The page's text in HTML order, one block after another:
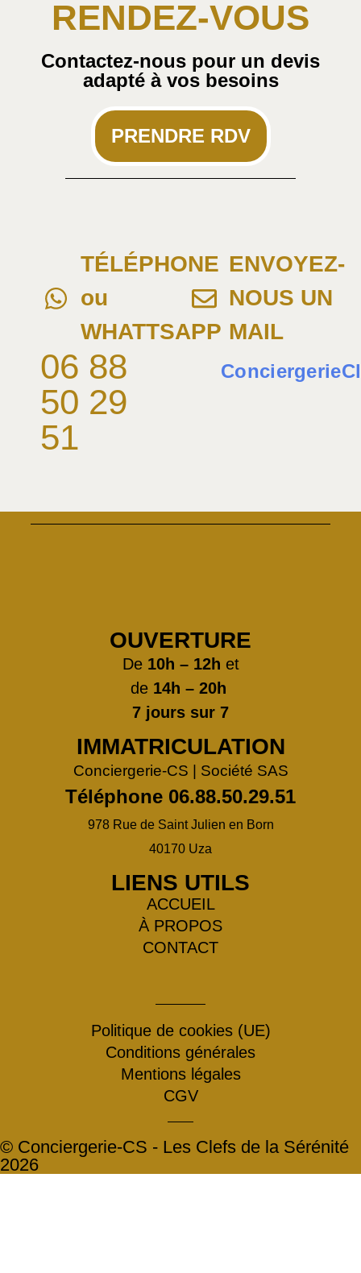
RENDEZ-VOUS
Contactez-nous pour un devis
adapté à vos besoins
PRENDRE RDV
TÉLÉPHONE
ou
WHATTSAPP
06 88
50 29
51
ENVOYEZ-
NOUS UN
MAIL
OUVERTURE
De 10h – 12h et
de 14h – 20h
7 jours sur 7
IMMATRICULATION
Conciergerie-CS | Société SAS
Téléphone 06.88.50.29.51
978 Rue de Saint Julien en Born
40170 Uza
LIENS UTILS
ACCUEIL
À PROPOS
CONTACT
Politique de cookies (UE)
Conditions générales
Mentions légales
CGV
© Conciergerie-CS - Les Clefs de la Sérénité
2026